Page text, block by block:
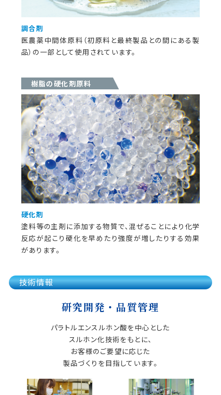
調合剤
医農薬中間体原料（初原料と最終製品との間にある製
品）の一部として使用されています。
樹脂の硬化剤原料
硬化剤
塗料等の主剤に添加する物質で、混ぜることにより化学
反応が起こり硬化を早めたり強度が増したりする効果
があります。
技術情報
研究開発・品質管理
パラトルエンスルホン酸を中心とした
スルホン化技術をもとに、
お客様のご要望に応じた
製品づくりを目指しています。